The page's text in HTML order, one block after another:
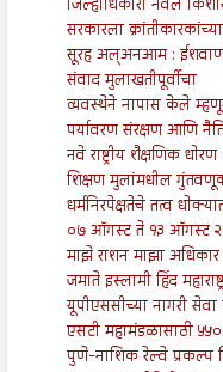
जिल्हाधिकारी नवल
सरकारला
सूरह अल्अनआम :
संवाद मुलाखतीपूर्वीचा
व्यवस्थेने नापास केले
पर्यावरण संरक्षण आणि
नवे राष्ट्रीय शैक्षणिक
शिक्षण मुलांमधील
धर्मनिरपेक्षतेचे तत्व
०७ ऑगस्ट ते १३ ऑगस्ट
माझे राशन माझा अधिकार
जमाते इस्लामी हिंद
यूपीएससीच्या नागरी सेवा
एसटी महामंडळासाठी
पुणे-नाशिक रेल्वे प्रकल्प